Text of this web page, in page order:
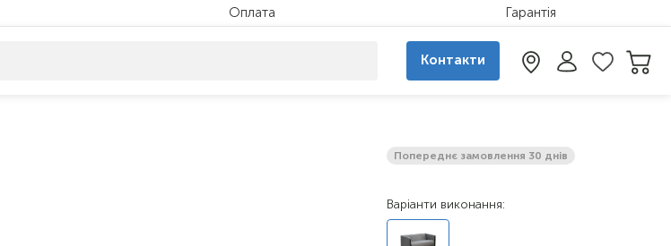
Оплата Гарантія
Контакти
Попереднє замовлення 30 днів
Варіанти виконання: